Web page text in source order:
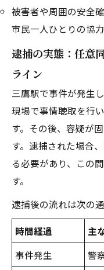
被害者や周囲の安全
市民一人ひとりの協
逮捕の実態：任意
ライン
三鷹駅で事件が発生
現場で事情聴取を行
す。その後、容疑が
す。逮捕された場合
る必要があり、この
す。
逮捕後の流れは次の通
時間経過
主
事件発生
警